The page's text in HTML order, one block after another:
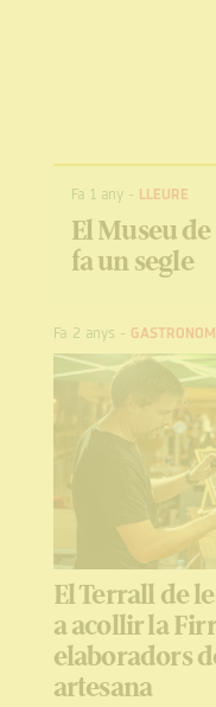
Fa 1 any- LLEURE
El Museu
fa un segle
Fa 2 anys -
El Terrall de
a acollir la
elaboradors
artesana